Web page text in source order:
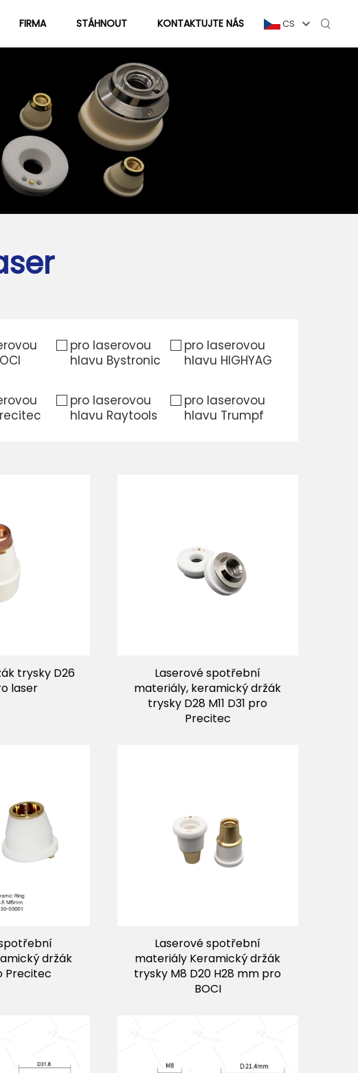
FIRMA STÁHNOUT KONTAKTUJTE NÁS CS
pro laserovou
hlavu Bystronic
pro laserovou
hlavu HIGHYAG
pro laserovou
hlavu Raytools
pro laserovou
hlavu Trumpf
trysky D26
laser
Laserové spotřební
materiály, keramický držák
trysky D28 M11 D31 pro
Precitec
držák
Precitec
Laserové spotřební
materiály Keramický držák
trysky M8 D20 H28 mm pro
BOCI